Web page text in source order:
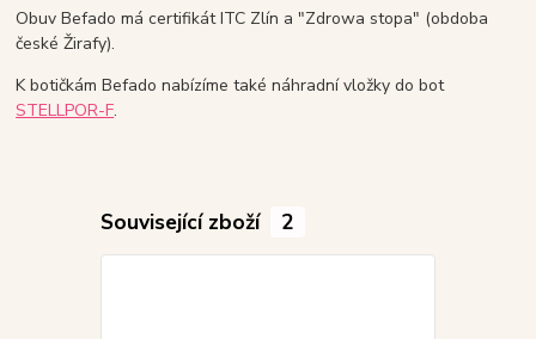
Obuv Befado má certifikát ITC Zlín a "Zdrowa stopa" (obdoba
české Žirafy).
K botičkám Befado nabízíme také náhradní vložky do bot
STELLPOR-F.
Související zboží 2